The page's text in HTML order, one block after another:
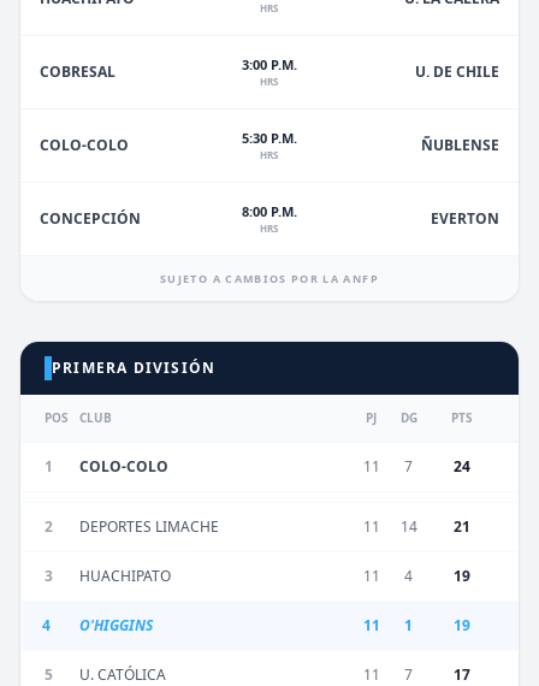
HRS
COBRESAL 3:00 P.M.
HRS U. DE CHILE
COLO-COLO 5:30 P.M.
HRS ÑUBLENSE
CONCEPCIÓN 8:00 P.M.
HRS EVERTON
SUJETO A CAMBIOS POR LA ANFP
PRIMERA DIVISIÓN
POS CLUB PJ DG PTS
1 COLO-COLO 11 7 24
2 DEPORTES LIMACHE 11 14 21
3 HUACHIPATO 11 4 19
4 O'HIGGINS 11 1 19
5 U. CATÓLICA 11 7 17